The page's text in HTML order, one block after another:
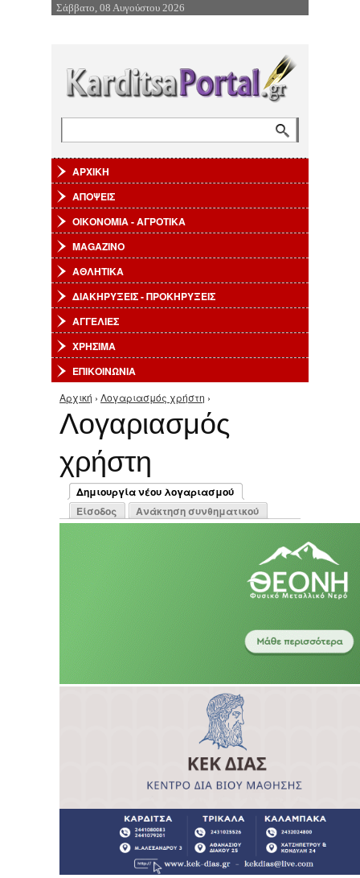
Επιστροφή στην Πλοήγηση
Σάββατο, 08 Αυγούστου 2026
ΑΡΧΙΚΗ
ΑΠΟΨΕΙΣ
ΟΙΚΟΝΟΜΙΑ - ΑΓΡΟΤΙΚΑ
MAGAZINO
ΑΘΛΗΤΙΚΑ
ΔΙΑΚΗΡΥΞΕΙΣ - ΠΡΟΚΗΡΥΞΕΙΣ
ΑΓΓΕΛΙΕΣ
ΧΡΗΣΙΜΑ
ΕΠΙΚΟΙΝΩΝΙΑ
Είστε εδώ
Αρχική › Λογαριασμός χρήστη ›
Λογαριασμός
χρήστη
Πρωτεύουσες καρτέλες
Δημιουργία νέου λογαριασμού
(ενεργή καρτέλα)
Είσοδος Ανάκτηση συνθηματικού